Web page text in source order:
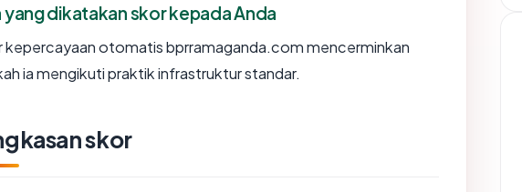
yang dikatakan skor kepada Anda
kepercayaan otomatis bprramaganda.com mencerminkan
ia mengikuti praktik infrastruktur standar.
skor